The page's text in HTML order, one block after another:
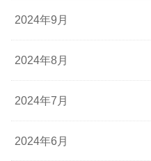
2024年9月
2024年8月
2024年7月
2024年6月